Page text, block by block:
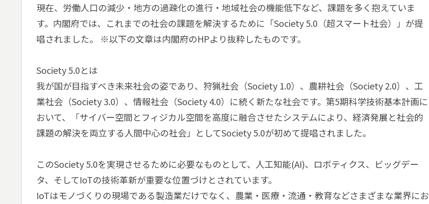
現在、労働人口の減少・地方の過疎化の進行・地域社会の機能低下など、課題を多く抱えていま
す。内閣府では、これまでの社会の課題を解決するために「Society 5.0（超スマート社会）」が提
唱されました。 ※以下の文章は内閣府のHPより抜粋したものです。
Society 5.0とは
我が国が目指すべき未来社会の姿であり、狩猟社会（Society 1.0）、農耕社会（Society 2.0）、工
業社会（Society 3.0）、情報社会（Society 4.0）に続く新たな社会です。第5期科学技術基本計画に
おいて、「サイバー空間とフィジカル空間を高度に融合させたシステムにより、経済発展と社会的
課題の解決を両立する人間中心の社会」としてSociety 5.0が初めて提唱されました。
このSociety 5.0を実現させるために必要なものとして、人工知能(AI)、ロボティクス、ビッグデー
タ、そしてIoTの技術革新が重要な位置づけとされています。
IoTはモノづくりの現場である製造業だけでなく、農業・医療・流通・教育などさまざまな業界にお